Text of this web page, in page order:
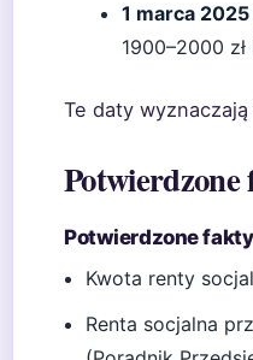
1 marca
1900–2000
Te daty
Potwierdzone
Potwierdzone fakty
Kwota renty
Renta socjalna